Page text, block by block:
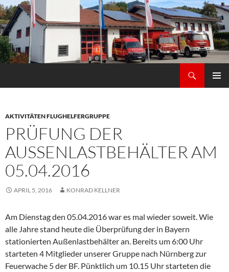
Zum
Inhalt
springen
AKTIVITÄTEN FLUGHELFERGRUPPE
PRÜFUNG DER
AUSSENLASTBEHÄLTER AM 0
5.04.2016
APRIL 5, 2016 KONRAD KELLNER
Am Dienstag den 05.04.2016 war es mal wieder soweit. Wie
alle Jahre stand heute die Überprüfung der in Bayern
stationierten Außenlastbehälter an. Bereits um 6:00 Uhr
starteten 4 Mitglieder unserer Gruppe nach Nürnberg zur
Feuerwache 5 der BF. Pünktlich um 10.15 Uhr starteten die